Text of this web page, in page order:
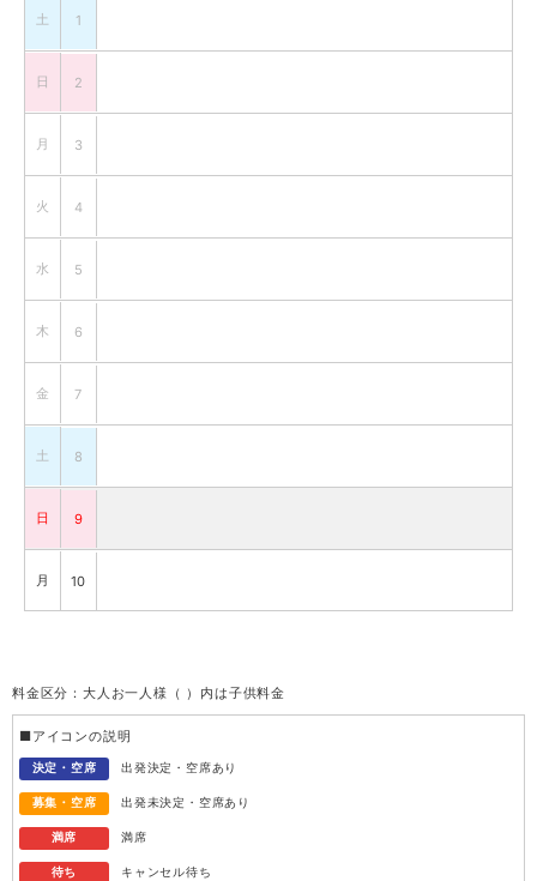
土 1
日 2
月 3
火 4
水 5
木 6
金 7
土 8
日 9
月 10
12
木 13
金 14
料金区分：大人お一人様（ ）内は子供料金
■アイコンの説明
決定・空席 出発決定・空席あり
募集・空席 出発未決定・空席あり
満席 満席
待ち キャンセル待ち